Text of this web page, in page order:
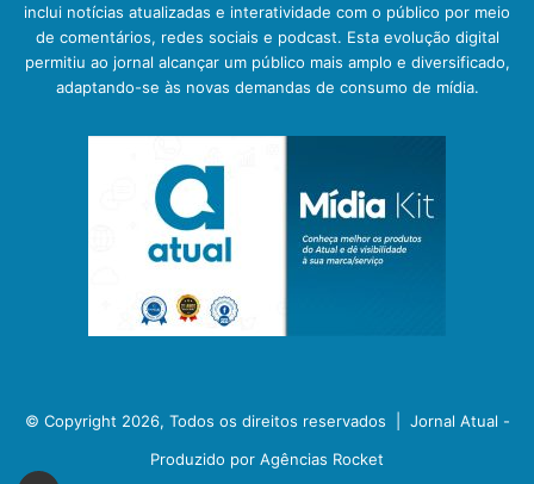
inclui notícias atualizadas e interatividade com o público por meio
de comentários, redes sociais e podcast. Esta evolução digital
permitiu ao jornal alcançar um público mais amplo e diversificado,
adaptando-se às novas demandas de consumo de mídia.
© Copyright 2026, Todos os direitos reservados | Jornal Atual -
Produzido por Agências Rocket